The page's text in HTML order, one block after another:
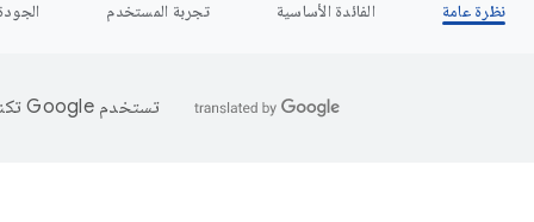
نظرة عامة
الفائدة الأساسية تجربة المستخدم
تستخدم Google تكنولوجيا الذكاء الاصطناعي لترجمة المحتوى إلى لغتك المفضّلة، وقد تتضمّن بعض الأخطاء.